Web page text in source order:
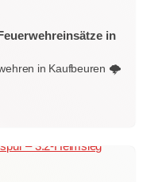
in
in Kaufbeuren 🌩️